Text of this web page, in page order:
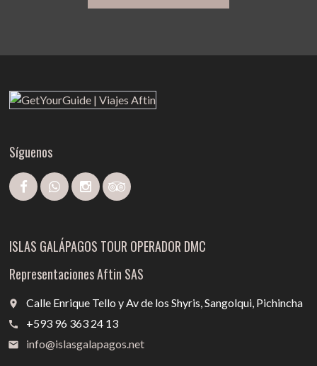
Síguenos
ISLAS GALÁPAGOS TOUR OPERADOR DMC
Representaciones Aftin SAS
place Calle Enrique Tello y Av de los Shyris, Sangolqui, Pichincha
call +593 96 363 24 13
email info@islasgalapagos.net